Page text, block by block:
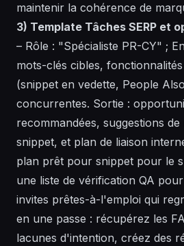
maintenir la cohérence de
3) Template Tâches SERP et
– Rôle : "Spécialiste PR-CY" ;
mots-clés cibles,
(snippet en vedette, People
concurrentes. Sortie :
recommandées, suggestions
snippet, et plan de liaison
plan prêt pour snippet pour le
une liste de vérification QA
invites prêtes-à-l'emploi qui
en une passe : récupérez les
lacunes d'intention, créez des